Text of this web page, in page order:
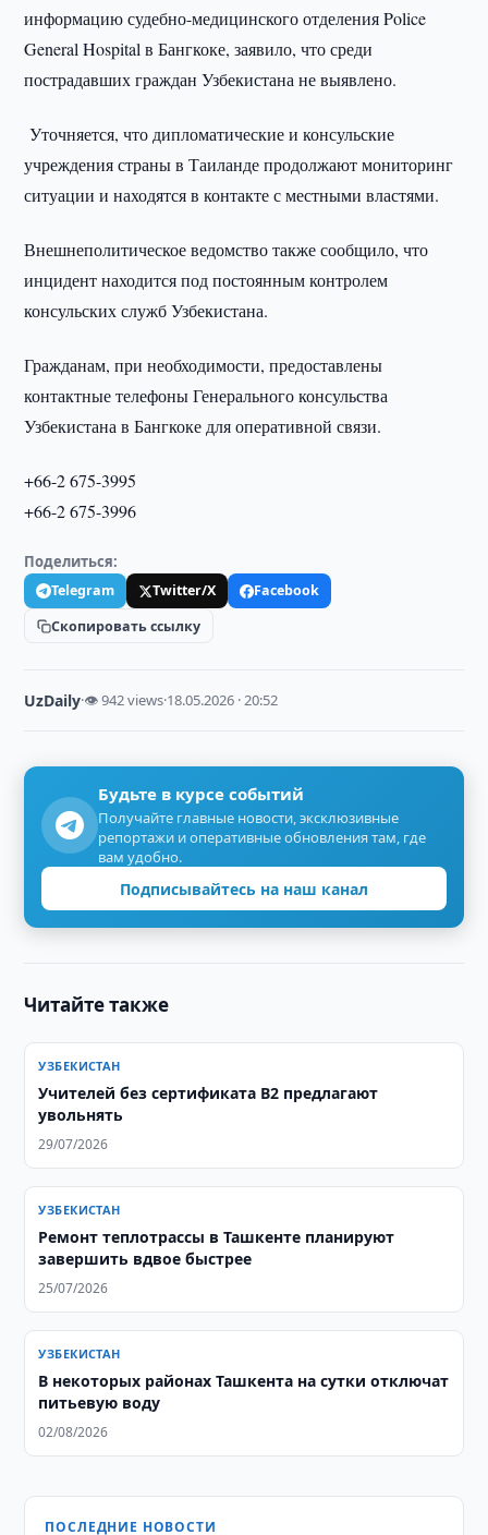
информацию судебно-медицинского отделения Police
General Hospital в Бангкоке, заявило, что среди
пострадавших граждан Узбекистана не выявлено.
Уточняется, что дипломатические и консульские
учреждения страны в Таиланде продолжают мониторинг
ситуации и находятся в контакте с местными властями.
Внешнеполитическое ведомство также сообщило, что
инцидент находится под постоянным контролем
консульских служб Узбекистана.
Гражданам, при необходимости, предоставлены
контактные телефоны Генерального консульства
Узбекистана в Бангкоке для оперативной связи.
+66-2 675-3995
+66-2 675-3996
Поделиться:
Telegram Twitter/X
Facebook
Скопировать ссылку
UzDaily·👁 942 views·18.05.2026 · 20:52
Будьте в курсе событий
Получайте главные новости, эксклюзивные
репортажи и оперативные обновления там, где
вам удобно.
Подписывайтесь на наш канал
Читайте также
УЗБЕКИСТАН
Учителей без сертификата B2 предлагают
увольнять
29/07/2026
УЗБЕКИСТАН
Ремонт теплотрассы в Ташкенте планируют
завершить вдвое быстрее
25/07/2026
УЗБЕКИСТАН
В некоторых районах Ташкента на сутки отключат
питьевую воду
02/08/2026
ПОСЛЕДНИЕ НОВОСТИ